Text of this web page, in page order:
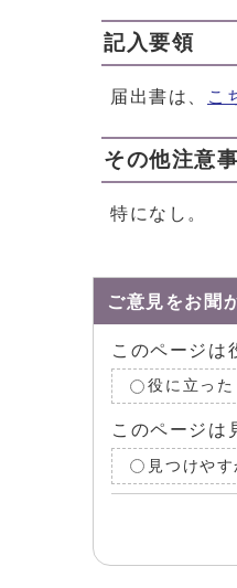
記入要領
届出書は、 こ
その他注意
特になし。
ご意見をお聞
このページは
役に立った
このページは
見つけやす